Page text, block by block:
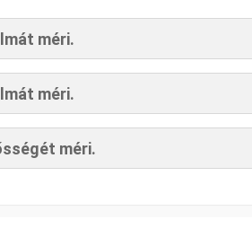
méri.
méri.
méri.